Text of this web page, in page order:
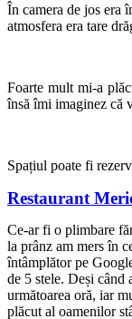
În camera de jos era
atmosfera era tare
Foarte mult mi-a
însă îmi imaginez că
Spațiul poate fi
Restaurant
Ce-ar fi o plimbare
la prânz am mers în
întâmplător pe
de 5 stele. Deși când
următoarea oră, iar
plăcut al oamenilor